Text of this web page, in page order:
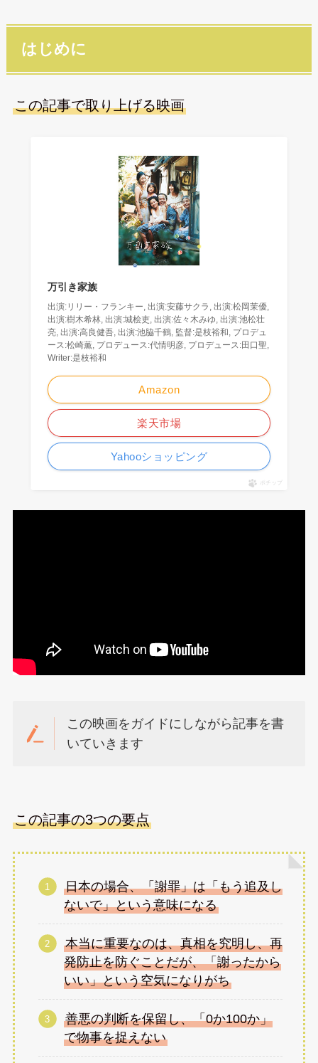
はじめに
この記事で取り上げる映画
万引き家族
出演:リリー・フランキー, 出演:安藤サクラ, 出演:松岡茉優,
出演:樹木希林, 出演:城桧吏, 出演:佐々木みゆ, 出演:池松壮
亮, 出演:高良健吾, 出演:池脇千鶴, 監督:是枝裕和, プロデュ
ース:松崎薫, プロデュース:代情明彦, プロデュース:田口聖,
Writer:是枝裕和
Amazon
楽天市場
Yahooショッピング
ポチップ
この映画をガイドにしながら記事を書
いていきます
この記事の3つの要点
日本の場合、「謝罪」は「もう追及し
ないで」という意味になる
本当に重要なのは、真相を究明し、再
発防止を防ぐことだが、「謝ったから
いい」という空気になりがち
善悪の判断を保留し、「0か100か」
で物事を捉えない